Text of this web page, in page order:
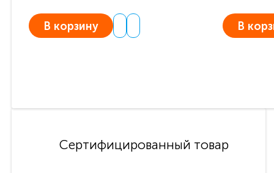
В корзину В
Сертифицированный товар